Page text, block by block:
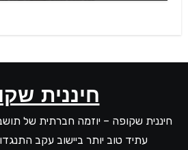
חיננית
חיננית שקופה – יוזמה חברתית של
עתיד טוב יותר ביישוב עקב